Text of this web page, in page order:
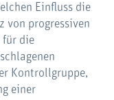
Einfluss die
von progressiven
für die
Kontrollgruppe,
einer